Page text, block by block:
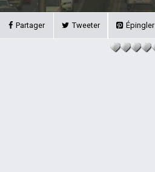
Partager Tweeter Épingler